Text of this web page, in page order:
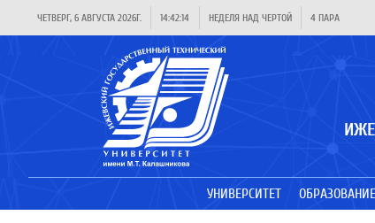
ЧЕТВЕРГ, 6 АВГУСТА 2026Г. 14:42:14 НЕДЕЛЯ НАД ЧЕРТОЙ 4 ПАРА
УНИВЕРСИТЕТ ОБРАЗОВАНИЕ